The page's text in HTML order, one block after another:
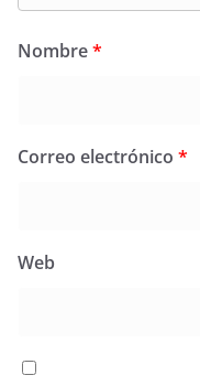
Nombre*
Correo electrónico *
Web